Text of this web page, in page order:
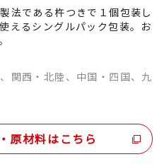
法である杵つきで１個包装し
えるシングルパック包装。お
関西・北陸、中国・四国、九
原材料はこちら